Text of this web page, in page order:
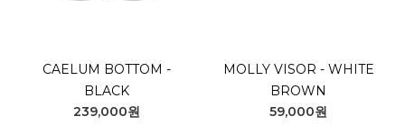
CAELUM BOTTOM -
BLACK
239,000원
MOLLY VISOR - WHITE
BROWN
59,000원